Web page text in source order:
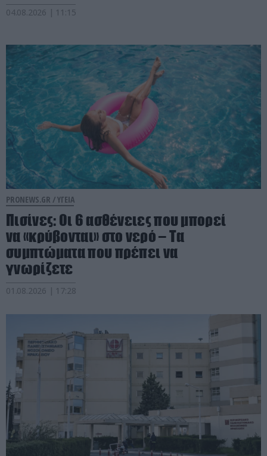
04.08.2026 | 11:15
PRONEWS.GR /ΥΓΕΙΑ
Πισίνες: Οι 6 ασθένειες που μπορεί
να «κρύβονται» στο νερό – Τα
συμπτώματα που πρέπει να
γνωρίζετε
01.08.2026 | 17:28